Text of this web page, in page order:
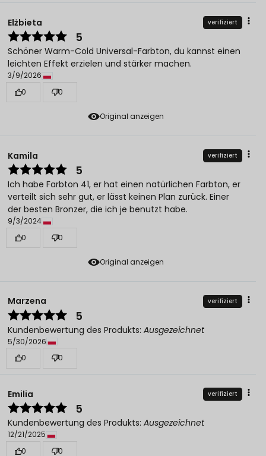
Original anzeigen
Elżbieta verifiziert
5
Schöner Warm-Cold Universal-Farbton, du kannst einen
leichten Effekt erzielen und stärker machen.
3/9/2026
0
0
Original anzeigen
Kamila verifiziert
5
Ich habe Farbton 41, er hat einen natürlichen Farbton, er
verteilt sich sehr gut, er lässt keinen Plan zurück. Einer
der besten Bronzer, die ich je benutzt habe.
9/3/2024
0
0
Marzena verifiziert
5
Kundenbewertung des Produkts: Ausgezeichnet
5/30/2026
0
0
Emilia verifiziert
5
Kundenbewertung des Produkts: Ausgezeichnet
12/21/2025
0
0